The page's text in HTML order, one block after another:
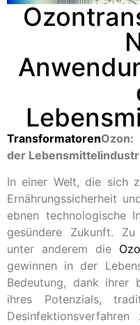
TransformatorenOzon:
der
In einer Welt, die sich
Ernährungssicherheit
ebnen technologische
gesündere Zukunft.
unter anderem die
gewinnen in der
Bedeutung, dank ihrer
ihres Potenzials,